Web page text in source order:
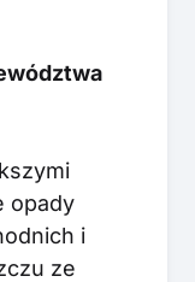
opady
i
ze